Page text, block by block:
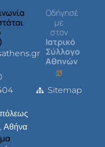
Αθήνα
Οδήγησέ
με
στον
Ιατρικό
Σύλλογο
Αθηνών
Sitemap